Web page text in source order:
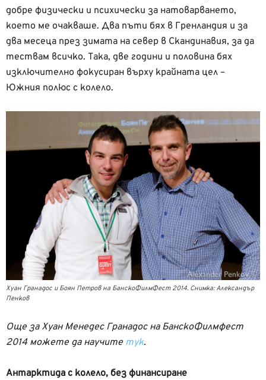
добре физически и психически за натоварването,
което ме очакваше. Два пъти бях в Гренландия и за
два месеца през зимата на север в Скандинавия, за да
тествам всичко. Така, две години и половина бях
изключително фокусиран върху крайната цел –
Южния полюс с колело.
Хуан Гранадос и Боян Петров на БанскоФилмФест 2014. Снимка: Александър
Пенков
Още за Хуан Менедес Гранадос на БанскоФилмфест
2014 можете да научите тук.
Антарктида с колело, без финансиране